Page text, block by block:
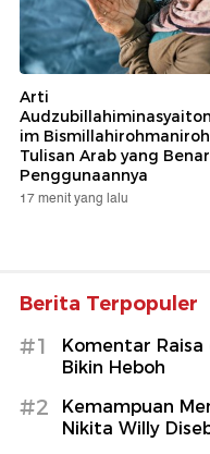
Arti
im
Tulisan Arab yang
Penggunaannya
17 menit yang lalu
Berita Terpopuler
#1
Komentar
Bikin Heboh
#2
Kemampuan
Nikita Willy